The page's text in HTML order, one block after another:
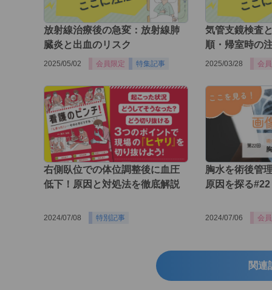
放射線治療後の急変：放射線肺
臓炎と出血のリスク
2025/05/02 会員限定 特集記事
気管支鏡検査
順・帰室時の
2025/03/28 会
右側臥位での体位調整後に血圧
低下！原因と対処法を徹底解説
2024/07/08 特別記事
胸水を術後管
原因を探る#22
2024/07/06 会
関連